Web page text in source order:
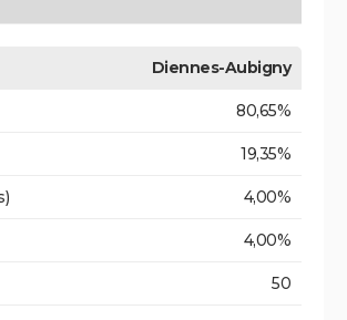
Diennes-Aubigny
80,65%
19,35%
4,00%
4,00%
50